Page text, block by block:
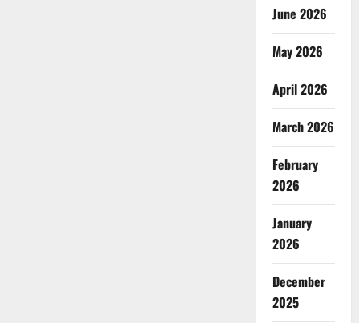
June 2026
May 2026
April 2026
March 2026
February
2026
January
2026
December
2025